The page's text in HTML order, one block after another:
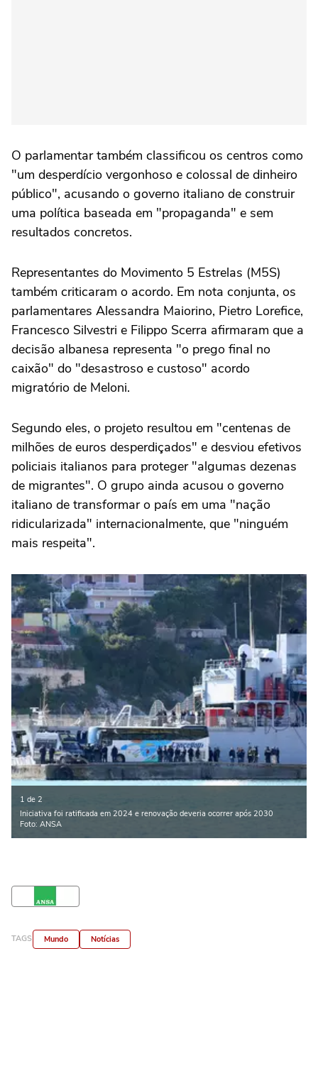
O parlamentar também classificou os centros como
"um desperdício vergonhoso e colossal de dinheiro
público", acusando o governo italiano de construir
uma política baseada em "propaganda" e sem
resultados concretos.
Representantes do Movimento 5 Estrelas (M5S)
também criticaram o acordo. Em nota conjunta, os
parlamentares Alessandra Maiorino, Pietro Lorefice,
Francesco Silvestri e Filippo Scerra afirmaram que a
decisão albanesa representa "o prego final no
caixão" do "desastroso e custoso" acordo
migratório de Meloni.
Segundo eles, o projeto resultou em "centenas de
milhões de euros desperdiçados" e desviou efetivos
policiais italianos para proteger "algumas dezenas
de migrantes". O grupo ainda acusou o governo
italiano de transformar o país em uma "nação
ridicularizada" internacionalmente, que "ninguém
mais respeita".
1 de 2
Iniciativa foi ratificada em 2024 e renovação deveria ocorrer após 2030
Foto: ANSA
TAGS Mundo Notícias